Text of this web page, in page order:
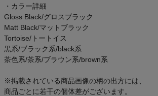
ご利用ガイド
クーポン一覧
商品レビュー
プロテイン・サプリメントまとめ買い
・カラー詳細
Gloss Black/グロスブラック
Matt Black/マットブラック
Tortoise/トートイス
黒系/ブラック系/black系
茶色系/茶系/ブラウン系/brown系
※掲載されている商品画像の柄の出方には、
商品ごとに若干の個体差がございます。